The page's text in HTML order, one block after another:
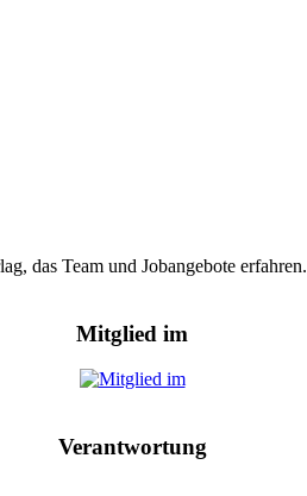
das Team und Jobangebote erfahren.
Mitglied im
Verantwortung